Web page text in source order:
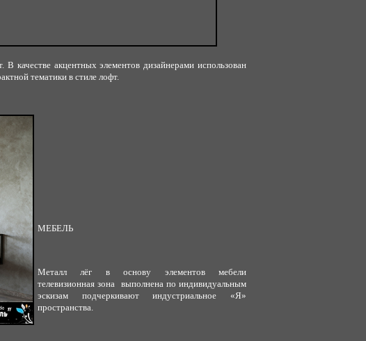
качестве акцентных элементов дизайнерами использован
тематики в стиле лофт.
МЕБЕЛЬ
Металл лёг в основу элементов мебели
телевизионная зона выполнена по индивидуальным
эскизам подчеркивают индустриальное «Я»
пространства.